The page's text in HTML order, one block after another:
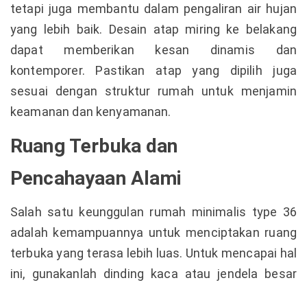
tetapi juga membantu dalam pengaliran air hujan
yang lebih baik. Desain atap miring ke belakang
dapat memberikan kesan dinamis dan
kontemporer. Pastikan atap yang dipilih juga
sesuai dengan struktur rumah untuk menjamin
keamanan dan kenyamanan.
Ruang Terbuka dan
Pencahayaan Alami
Salah satu keunggulan rumah minimalis type 36
adalah kemampuannya untuk menciptakan ruang
terbuka yang terasa lebih luas. Untuk mencapai hal
ini, gunakanlah dinding kaca atau jendela besar